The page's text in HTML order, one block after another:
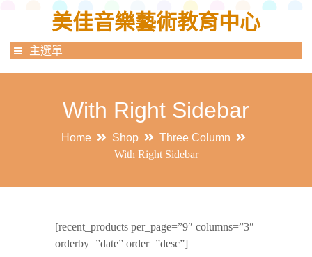
美佳音樂藝術教育中心
主選單
With Right Sidebar
Home Shop
Three Column
With Right Sidebar
[recent_products per_page=”9″ columns=”3″
orderby=”date” order=”desc”]